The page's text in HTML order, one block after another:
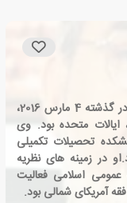
طاها جابر العلوانی متولد سال 1935 در عراق و در گذشته 4 مارس 2016،
ایالات متحده بود. وی
تحصیلات تکمیلی
در زمینه های نظریه
اسلامی فعالیت
آمریکای شمالی بود.